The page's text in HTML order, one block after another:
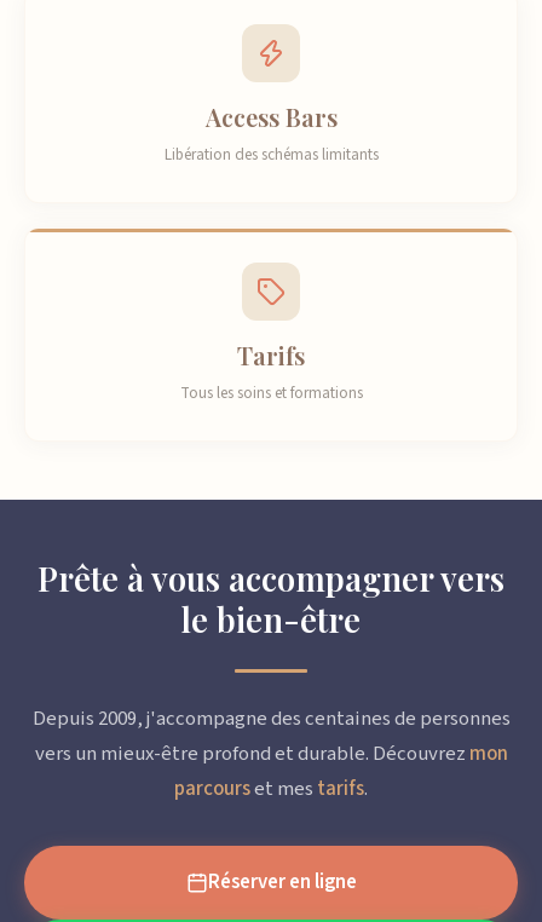
Access Bars
Libération des schémas limitants
Tarifs
Tous les soins et formations
Prête à vous accompagner vers
le bien-être
Depuis 2009, j'accompagne des centaines de personnes
vers un mieux-être profond et durable. Découvrez mon
parcourset mes tarifs.
Réserver en ligne